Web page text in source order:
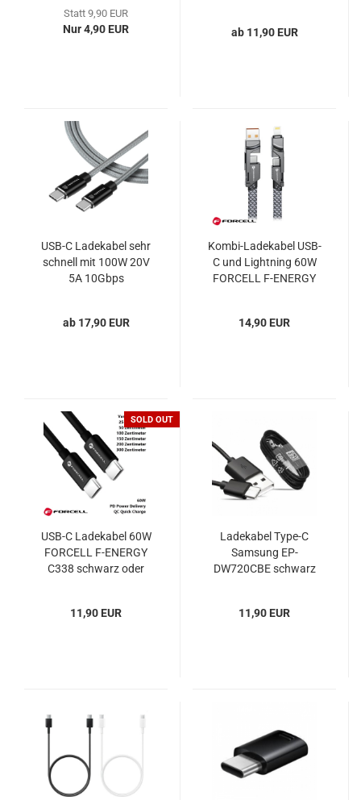
Statt 9,90 EUR
Nur 4,90 EUR ab 11,90 EUR
USB-C Ladekabel sehr
schnell mit 100W 20V
5A 10Gbps
ab 17,90 EUR
Kombi-Ladekabel USB-
C und Lightning 60W
FORCELL F-ENERGY
14,90 EUR
SOLD OUT
USB-C Ladekabel 60W
FORCELL F-ENERGY
C338 schwarz oder
11,90 EUR
Ladekabel Type-C
Samsung EP-
DW720CBE schwarz
11,90 EUR